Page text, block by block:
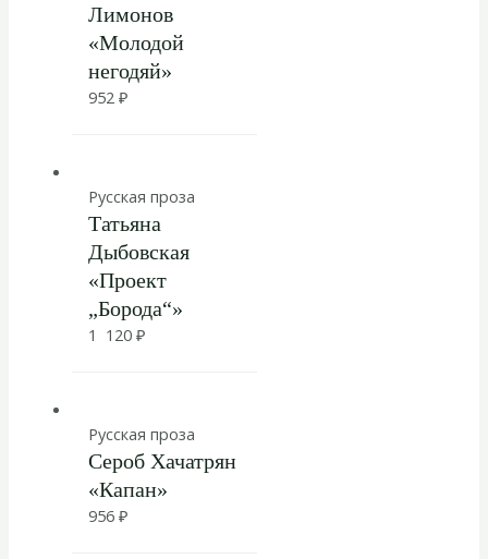
Лимонов
«Молодой
негодяй»
952 ₽
Русская проза
Татьяна
Дыбовская
«Проект
„Борода“»
1 120 ₽
Русская проза
Сероб Хачатрян
«Капан»
956 ₽